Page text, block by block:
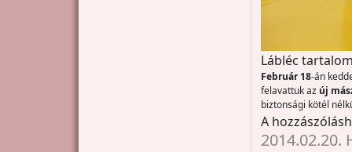
Lábléc
Február 18-án
felavattuk az új
biztonsági kötél
A